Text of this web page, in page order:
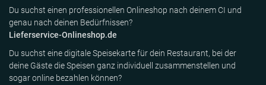
Du suchst einen professionellen Onlineshop nach deinem CI und
genau nach deinen Bedürfnissen?
Lieferservice-Onlineshop.de
Du suchst eine digitale Speisekarte für dein Restaurant, bei der
deine Gäste die Speisen ganz individuell zusammenstellen und
sogar online bezahlen können?